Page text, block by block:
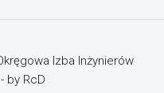
Izba Inżynierów
by RcD